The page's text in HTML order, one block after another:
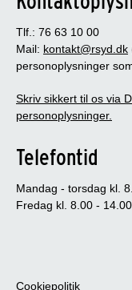
Tlf.: 76 63 10 00
Mail: kontakt@rsyd.dk
personoplysninger
Skriv sikkert til os via
personoplysninger.
Telefontid
Mandag - torsdag kl.
Fredag kl. 8.00 - 14.00
Cookiepolitik